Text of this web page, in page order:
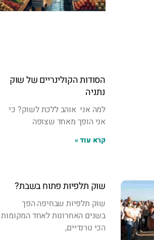
הסודות הקולינריים של שוק
נתניה
למה אני אוהב ללכת לשוק? כי
אני הופך מאחד שצופה
קרא עוד »
שוק תלפיות פתוח בשבת?
שוק תלפיות שבחיפה הפך
בשנים האחרונות לאחד המקומות
הכי טרנדיים,